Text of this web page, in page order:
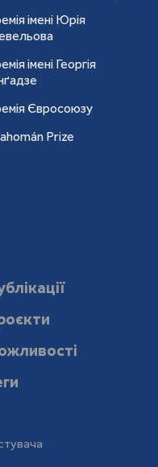
імені Юрія
імені Георгія
Євросоюзу
Prize